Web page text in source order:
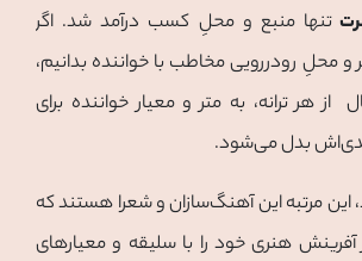
تنها منبع و محلِ کسب درآمد شد. اگر
محلِ رودررویی مخاطب با خواننده بدانیم،
از هر ترانه، به متر و معیار خواننده برای
بدل می‌شود.
این مرتبه این آهنگ‌سازان و شعرا هستند که
هنری خود را با سلیقه و معیارهای